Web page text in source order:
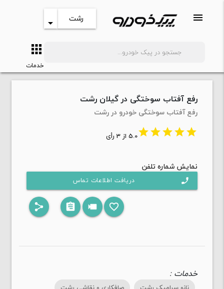
menu رشت arrow_drop_down
apps
خدمات
رفع آفتاب سوختگی در گیلان رشت
رفع آفتاب سوختگی خودرو در رشت
star
star
star
star
star5.0 از 3 رأی
نمایش شماره تلفن
phone دریافت اطلاعات تماس
share assignment videocam favorite_border
خدمات :